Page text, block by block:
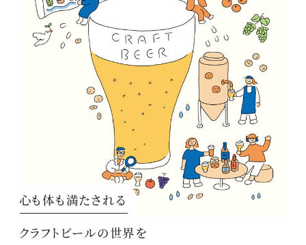
心も体も満たされる
クラフトビールの世界を